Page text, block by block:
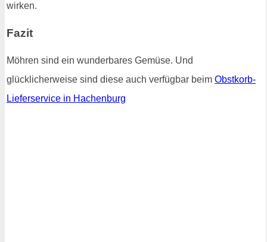
wirken.
Fazit
Möhren sind ein wunderbares Gemüse. Und
glücklicherweise sind diese auch verfügbar beim Obstkorb-
Lieferservice in Hachenburg